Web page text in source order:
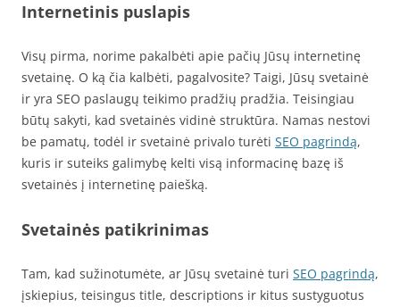
Internetinis puslapis
Visų pirma, norime pakalbėti apie pačių Jūsų internetinę
svetainę. O ką čia kalbėti, pagalvosite? Taigi, Jūsų svetainė
ir yra SEO paslaugų teikimo pradžių pradžia. Teisingiau
būtų sakyti, kad svetainės vidinė struktūra. Namas nestovi
be pamatų, todėl ir svetainė privalo turėti SEO pagrindą,
kuris ir suteiks galimybę kelti visą informacinę bazę iš
svetainės į internetinę paiešką.
Svetainės patikrinimas
Tam, kad sužinotumėte, ar Jūsų svetainė turi SEO pagrindą,
įskiepius, teisingus title, descriptions ir kitus sustyguotus